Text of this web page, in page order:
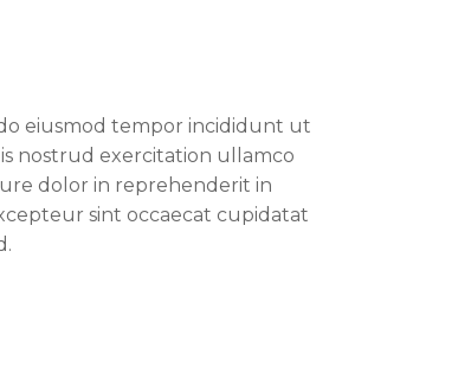
eiusmod tempor incididunt ut
nostrud exercitation ullamco
dolor in reprehenderit in
sint occaecat cupidatat